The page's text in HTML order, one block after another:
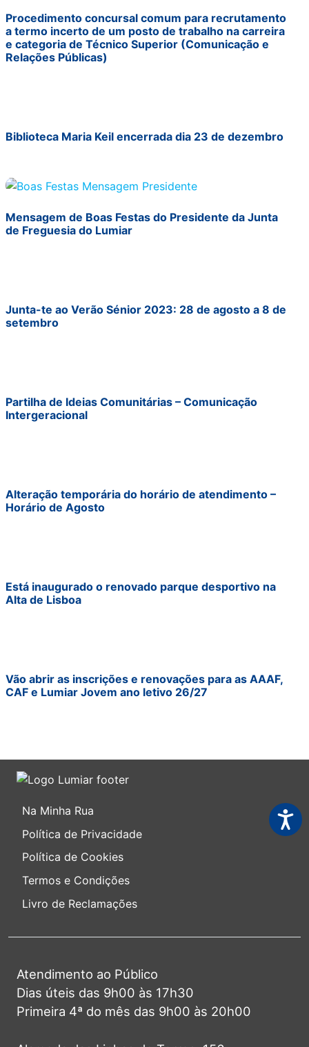
Procedimento concursal comum para recrutamento
a termo incerto de um posto de trabalho na carreira
e categoria de Técnico Superior (Comunicação e
Relações Públicas)
Biblioteca Maria Keil encerrada dia 23 de dezembro
Mensagem de Boas Festas do Presidente da Junta
de Freguesia do Lumiar
Junta-te ao Verão Sénior 2023: 28 de agosto a 8 de
setembro
Partilha de Ideias Comunitárias – Comunicação
Intergeracional
Alteração temporária do horário de atendimento –
Horário de Agosto
Está inaugurado o renovado parque desportivo na
Alta de Lisboa
Vão abrir as inscrições e renovações para as AAAF,
CAF e Lumiar Jovem ano letivo 26/27
Na Minha Rua
Política de Privacidade
Política de Cookies
Termos e Condições
Livro de Reclamações
Atendimento ao Público
Dias úteis das 9h00 às 17h30
Primeira 4ª do mês das 9h00 às 20h00